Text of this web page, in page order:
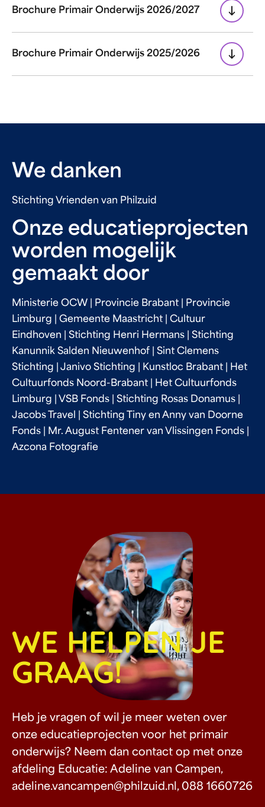
Brochure Primair Onderwijs 2026/2027
Brochure Primair Onderwijs 2025/2026
We danken
Stichting Vrienden van Philzuid
Onze educatieprojecten
worden mogelijk
gemaakt door
Ministerie OCW | Provincie Brabant | Provincie
Limburg | Gemeente Maastricht | Cultuur
Eindhoven | Stichting Henri Hermans | Stichting
Kanunnik Salden Nieuwenhof | Sint Clemens
Stichting | Janivo Stichting | Kunstloc Brabant | Het
Cultuurfonds Noord-Brabant | Het Cultuurfonds
Limburg | VSB Fonds | Stichting Rosas Donamus |
Jacobs Travel | Stichting Tiny en Anny van Doorne
Fonds | Mr. August Fentener van Vlissingen Fonds |
Azcona Fotografie
WE HELPEN JE
GRAAG!
Heb je vragen of wil je meer weten over
onze educatieprojecten voor het primair
onderwijs? Neem dan contact op met onze
afdeling Educatie: Adeline van Campen,
adeline.vancampen@philzuid.nl, 088 1660726